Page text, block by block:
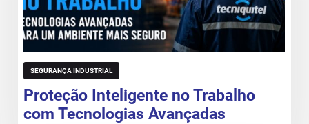
SEGURANÇA INDUSTRIAL
Proteção Inteligente no Trabalho
com Tecnologias Avançadas